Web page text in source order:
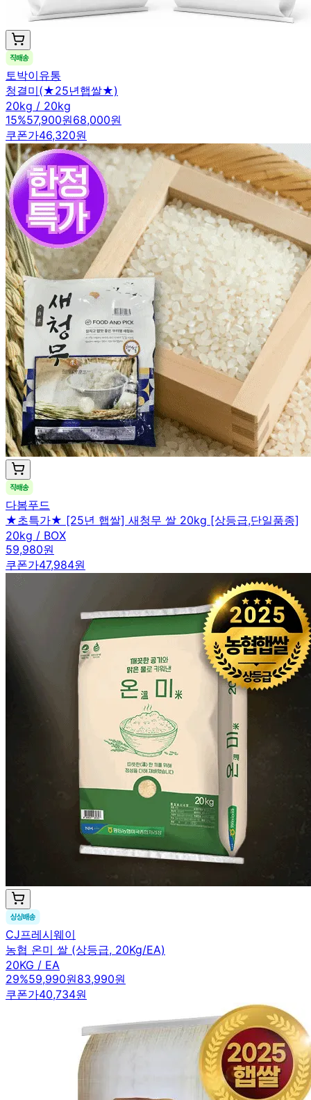
토박이유통
청결미(★25년햅쌀★)
20kg / 20kg
15%57,900원68,000원
쿠폰가46,320원
다봄푸드
★초특가★ [25년 햅쌀] 새청무 쌀 20kg [상등급,단일품종]
20kg / BOX
59,980원
쿠폰가47,984원
CJ프레시웨이
농협 온미 쌀 (상등급, 20Kg/EA)
20KG / EA
29%59,990원83,990원
쿠폰가40,734원